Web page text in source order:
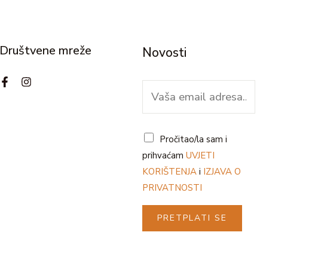
Društvene mreže Novosti
l
*
G
D
P
R
*
Pročitao/la sam i
prihvaćamUVJETI
KORIŠTENJA i IZJAVA O
PRIVATNOSTI
PRETPLATI SE